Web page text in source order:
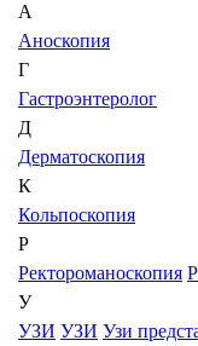
А
Аноскопия
Г
Гастроэнтеролог
Д
Дерматоскопия
К
Кольпоскопия
Р
Ректороманоскопия
У
УЗИ УЗИ Узи